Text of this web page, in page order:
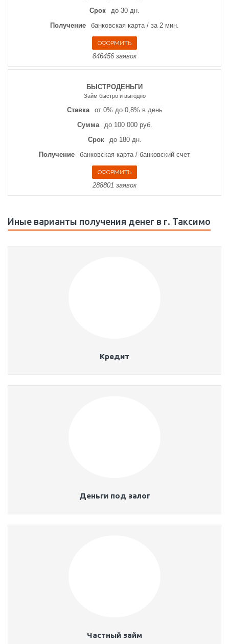
Срок
до 30 дн.
Получение
банковская карта / за 2 мин.
846456 заявок
БЫСТРОДЕНЬГИ
Займ быстро и выгодно
Ставка
от 0% до 0,8% в день
Сумма
до 100 000 руб.
Срок
до 180 дн.
Получение
банковская карта / банковский счет
288801 заявок
Иные варианты получения денег в г. Таксимо
Кредит
Деньги под залог
Частный займ